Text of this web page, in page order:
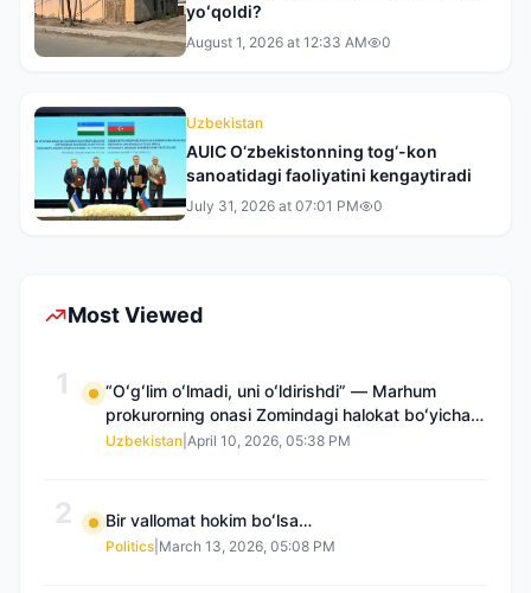
yoʻqoldi?
August 1, 2026 at 12:33 AM 0
Uzbekistan
AUIC O‘zbekistonning tog‘-kon
sanoatidagi faoliyatini kengaytiradi
July 31, 2026 at 07:01 PM 0
Most Viewed
1
“Oʻgʻlim oʻlmadi, uni oʻldirishdi” — Marhum
prokurorning onasi Zomindagi halokat boʻyicha
qayta tergov talab qilmoqda
Uzbekistan April 10, 2026, 05:38 PM
2 Bir vallomat hokim boʻlsa…
Politics March 13, 2026, 05:08 PM